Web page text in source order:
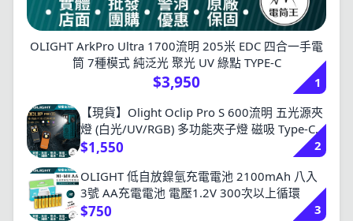
OLIGHT ArkPro Ultra 1700流明 205米 EDC 四合一手電
筒 7種模式 純泛光 聚光 UV 綠點 TYPE-C
$3,950
1
【現貨】Olight Oclip Pro S 600流明 五光源夾
燈 (白光/UV/RGB) 多功能夾子燈 磁吸 Type-C
充電
$1,550
2
OLIGHT 低自放鎳氫充電電池 2100mAh 八入
3號 AA充電電池 電壓1.2V 300次以上循環
$750
3